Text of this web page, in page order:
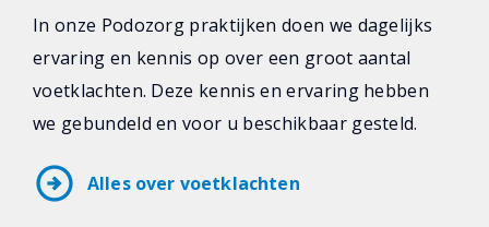
In onze Podozorg praktijken doen we dagelijks
ervaring en kennis op over een groot aantal
voetklachten. Deze kennis en ervaring hebben
we gebundeld en voor u beschikbaar gesteld.
arrow_circle_right Alles over voetklachten